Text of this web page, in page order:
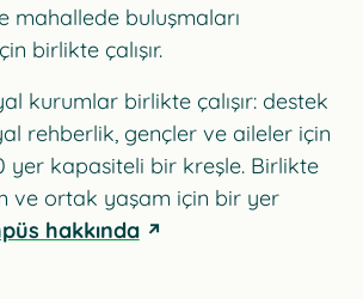
mahallede buluşmaları
birlikte çalışır.
kurumlar birlikte çalışır: destek
rehberlik, gençler ve aileler için
yer kapasiteli bir kreşle. Birlikte
ve ortak yaşam için bir yer
hakkında